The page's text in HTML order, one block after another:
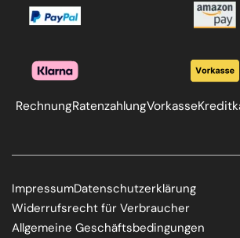
RechnungRatenzahlungVorkasse
ImpressumDatenschutzerklärung
Widerrufsrecht für Verbraucher
Allgemeine Geschäftsbedingungen